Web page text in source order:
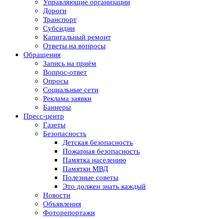
Управляющие организации
Дороги
Транспорт
Субсидии
Капитальный ремонт
Ответы на вопросы
Обращения
Запись на приём
Вопрос-ответ
Опросы
Социальные сети
Реклама заявки
Баннеры
Пресс-центр
Газеты
Безопасность
Детская безопасность
Пожарная безопасность
Памятка населению
Памятки МВД
Полезные советы
Это должен знать каждый
Новости
Объявления
Фоторепортажи